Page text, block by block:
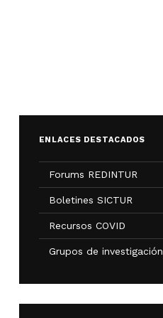
ENLACES DESTACADOS
Forums REDINTUR
Boletines SICTUR
Recursos COVID
Grupos de investigación